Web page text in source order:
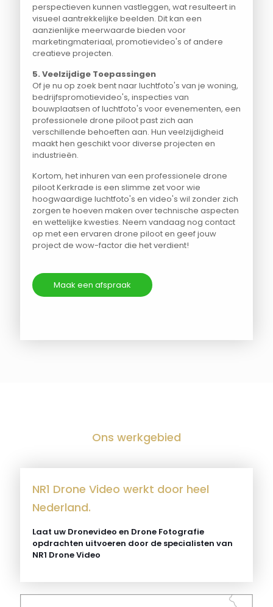
perspectieven kunnen vastleggen, wat resulteert in
visueel aantrekkelijke beelden. Dit kan een
aanzienlijke meerwaarde bieden voor
marketingmateriaal, promotievideo's of andere
creatieve projecten.
5. Veelzijdige Toepassingen
Of je nu op zoek bent naar luchtfoto's van je woning,
bedrijfspromotievideo's, inspecties van
bouwplaatsen of luchtfoto's voor evenementen, een
professionele drone piloot past zich aan
verschillende behoeften aan. Hun veelzijdigheid
maakt hen geschikt voor diverse projecten en
industrieën.
Kortom, het inhuren van een professionele drone
piloot Kerkrade is een slimme zet voor wie
hoogwaardige luchtfoto's en video's wil zonder zich
zorgen te hoeven maken over technische aspecten
en wettelijke kwesties. Neem vandaag nog contact
op met een ervaren drone piloot en geef jouw
project de wow-factor die het verdient!
Maak een afspraak
Ons werkgebied
NR1 Drone Video werkt door heel
Nederland.
Laat uw Dronevideo en Drone Fotografie
opdrachten uitvoeren door de specialisten van
NR1 Drone Video